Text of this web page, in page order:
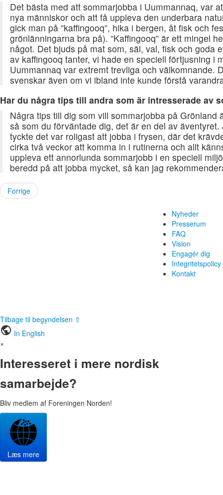
Det bästa med att sommarjobba i Uummannaq, var
nya människor och att få uppleva den underbara
gick man på ”kaffingooq”, hika i bergen, åt fisk och
grönlänningarna bra på). ”Kaffingooq” är ett mingel
något. Det bjuds på mat som, säl, val, fisk och goda
av kaffingooq tanter, vi hade en speciell förtjusning i
Uummannaq var extremt trevliga och välkomnande.
svenskar även om vi ibland inte kunde förstå
Har du några tips till andra som är intresserade av
Några tips till dig som vill sommarjobba på Grönland
så som du förväntade dig, det är en del av
tyckte det var roligast att jobba i frysen, där det
cirka två veckor att komma in i rutinerna och allt
uppleva ett annorlunda sommarjobb i en speciell
beredd på att jobba mycket, så kan jag
Forrige
Nyheder
Presserum
FAQ
Vision
Engagér dig
Integritetspolicy
Kontakt
Tilbage til begyndelsen ⇧
public In English
×
Interesseret i mere nordisk
samarbejde?
Bliv medlem af Foreningen Norden!
Læs mere